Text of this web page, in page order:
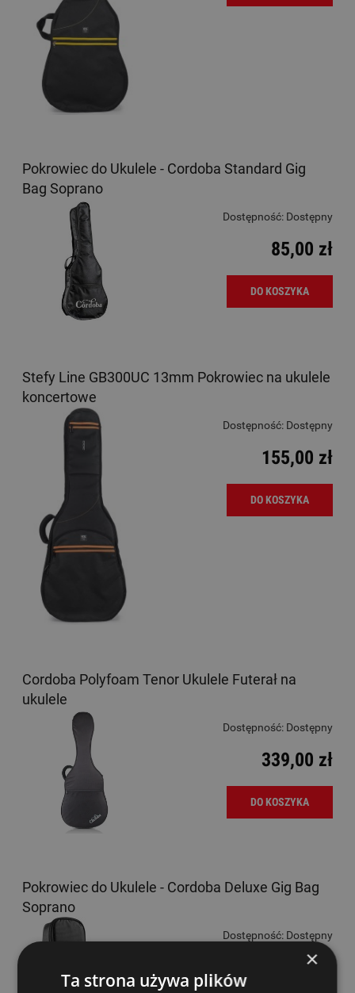
Pokrowiec do Ukulele - Cordoba Standard Gig
Bag Soprano
Dostępność: Dostępny
85,00 zł
DO KOSZYKA
Stefy Line GB300UC 13mm Pokrowiec na ukulele
koncertowe
Dostępność: Dostępny
155,00 zł
DO KOSZYKA
Cordoba Polyfoam Tenor Ukulele Futerał na
ukulele
Dostępność: Dostępny
339,00 zł
DO KOSZYKA
Pokrowiec do Ukulele - Cordoba Deluxe Gig Bag
Soprano
Dostępność: Dostępny
155,00 zł
×
Ta strona używa plików